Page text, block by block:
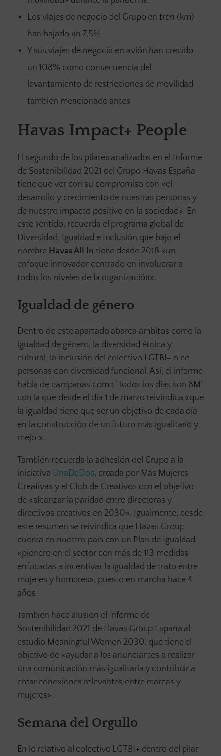
Los viajes de negocio del Grupo en tren (km)
han bajado un 7,5%
Y sus viajes de negocio en avión han crecido
un 108% como consecuencia del
levantamiento de restricciones de movilidad
también mencionado antes
Havas Impact+ People
El segundo de los pilares analizados en el Informe
de Sostenibilidad 2021 del Grupo Havas España
tiene que ver con su compromiso con «el
desarrollo y crecimiento de nuestras personas y
de nuestro impacto positivo en la sociedad». En
este sentido, recuerda el programa global de
Diversidad, Igualdad e Inclusión que bajo el
nombre Havas All In tiene desde 2018 «un
enfoque innovador centrado en involucrar a
todos los niveles de la organización».
Igualdad de género
Dentro de este apartado abarca ámbitos como la
igualdad de género, la diversidad étnica y
cultural, la inclusión del colectivo LGTBI+ o de
personas con diversidad funcional. Así, el informe
habla de campañas como ‘Todos los días son 8M’
con la que desde el día 1 de marzo reivindica «que
la igualdad tiene que ser un objetivo de cada día
en la construcción de un futuro más igualitario y
mejor».
También recuerda la adhesión del Grupo a la
iniciativa UnaDeDos, creada por Más Mujeres
Creativas y el Club de Creativos con el objetivo
de «alcanzar la paridad entre directoras y
directivos creativos en 2030». Igualmente, desde
este resumen se reivindica que Havas Group
cuenta en nuestro país con un Plan de Igualdad
«pionero en el sector con más de 113 medidas
enfocadas a incentivar la igualdad de trato entre
mujeres y hombres», puesto en marcha hace 4
años.
También hace alusión el Informe de
Sostenibilidad 2021 de Havas Group España al
estudio Meaningful Women 2030, que tiene el
objetivo de «ayudar a los anunciantes a realizar
una comunicación más igualitaria y contribuir a
crear conexiones relevantes entre marcas y
mujeres».
Semana del Orgullo
En lo relativo al colectivo LGTBI+ dentro del pilar